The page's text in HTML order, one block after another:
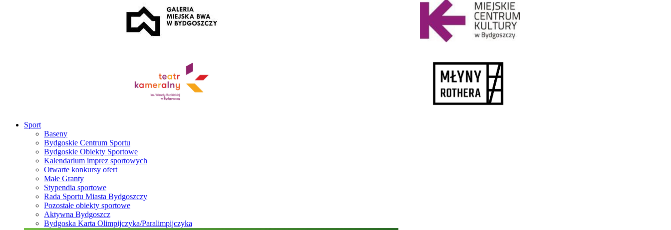
Sport
Baseny
Bydgoskie Centrum Sportu
Bydgoskie Obiekty Sportowe
Kalendarium imprez sportowych
Otwarte konkursy ofert
Małe Granty
Stypendia sportowe
Rada Sportu Miasta Bydgoszczy
Pozostałe obiekty sportowe
Aktywna Bydgoszcz
Bydgoska Karta Olimpijczyka/Paralimpijczyka